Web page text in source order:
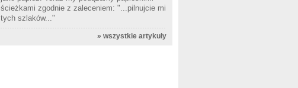
ścieżkami zgodnie z zaleceniem: "...pilnujcie mi
tych szlaków..."
» wszystkie artykuły